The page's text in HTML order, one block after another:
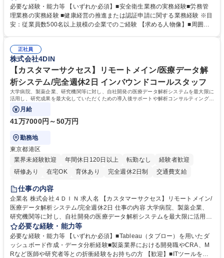
などの上流工程から関与していただきます。 【主な業務内容】■安全衛生
業務（ストレスチェック、健康診断の運用、産業医との連携 など）■健康
経営認証取得に向けた企画・推進■労務管理（労働時間の分析、労働環境
を底上げすべく、ともにご活躍いただける方の増員募集となります。 募集
職種 【人事・労務担当】安全衛生・健康経営推進・労務管理/創業80年老
舗メーカー
必要な経験・能力等 【いずれか必須】■安全衛生業務の実務経験■労務管
理業務の実務経験 ■健康経営の推進または認証申請に関する業務経験 ※目
安：従業員数500名以上規模の企業でのご経験 【求める人物像】■周囲
部門と連携しながら業務を推進できる方■Excelや労務管理システムの実務
使用経験をお持ちの方 学歴・資格 学歴：大学院 大学 高専 短大 専修学校
高校 語学力： 資格：
正社員
株式会社4DIN
【カスタマーサクセス】リモートメイン/医療データ解
析システム/完全週休2日 インバウンドコールスタッフ
大学病院、製薬企業、研究機関等に対し、自社開発の医療データ解析システムを最大限に
活用し、研究成果を最大化していただくための導入後サポートや解析コンサルティング、
活用アドバイス業務等をお任せします。
月給
41万7000円～50万円
勤務地
東京都港区
業界未経験歓迎
年間休日120日以上 転勤なし
経験者歓迎
研修あり
在宅OK 育休あり 完全週休2日制
交通費支給
駅近5分以内
仕事の内容
企業名 株式会社４ＤＩＮ 求人名 【カスタマーサクセス】リモートメイン/
医療データ解析システム/完全週休2日 仕事の内容 大学病院、製薬企業、
研究機関等に対し、自社開発の医療データ解析システムを最大限に活用
し、研究成果を最大化していただくための導入後サポートや解析コンサル
ティング、活用アドバイス業務等をお任せします。 ■活用コンサルティン
グ：疾患再発率の調査や薬剤効果の可視化等の目的に合わせ、プラットフ
ォーム上で可能な解析手法を提案 ■オンボーディング：ツールの操作説明
必要な経験・能力等
必要な経験・能力等 【いずれか必須】■Tableau（タブロー）を用いたダ
ッシュボード作成・データ分析経験■製薬業界における開発職やCRA、M
Rなど医師や研究者等との折衝経験をお持ちの方 【歓迎】■ITツールを用